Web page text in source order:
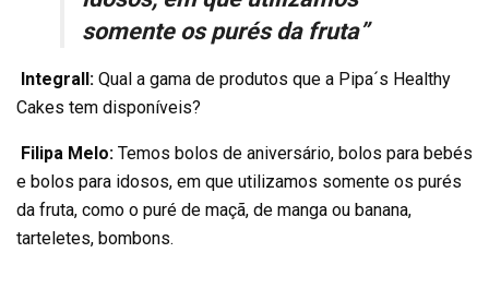
somente os purés da fruta”
Integrall: Qual a gama de produtos que a Pipa´s Healthy
Cakes tem disponíveis?
Filipa Melo: Temos bolos de aniversário, bolos para bebés
e bolos para idosos, em que utilizamos somente os purés
da fruta, como o puré de maçã, de manga ou banana,
tarteletes, bombons.